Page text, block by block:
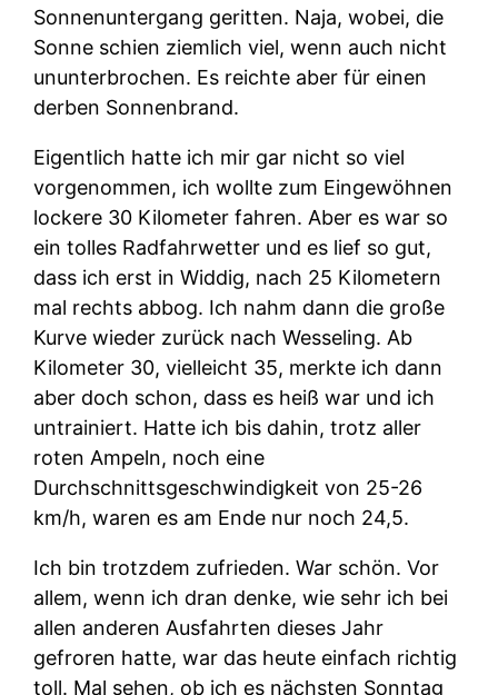
Sonnenuntergang geritten. Naja, wobei, die
Sonne schien ziemlich viel, wenn auch nicht
ununterbrochen. Es reichte aber für einen
derben Sonnenbrand.
Eigentlich hatte ich mir gar nicht so viel
vorgenommen, ich wollte zum Eingewöhnen
lockere 30 Kilometer fahren. Aber es war so
ein tolles Radfahrwetter und es lief so gut,
dass ich erst in Widdig, nach 25 Kilometern
mal rechts abbog. Ich nahm dann die große
Kurve wieder zurück nach Wesseling. Ab
Kilometer 30, vielleicht 35, merkte ich dann
aber doch schon, dass es heiß war und ich
untrainiert. Hatte ich bis dahin, trotz aller
roten Ampeln, noch eine
Durchschnittsgeschwindigkeit von 25-26
km/h, waren es am Ende nur noch 24,5.
Ich bin trotzdem zufrieden. War schön. Vor
allem, wenn ich dran denke, wie sehr ich bei
allen anderen Ausfahrten dieses Jahr
gefroren hatte, war das heute einfach richtig
toll. Mal sehen, ob ich es nächsten Sonntag